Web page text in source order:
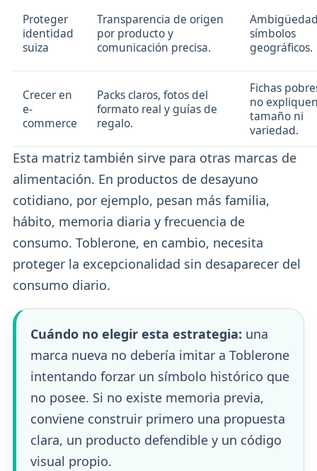
Proteger
identidad
suiza
Transparencia de origen
por producto y
comunicación precisa.
símbolos
geográficos.
Crecer en
e-
commerce
Packs claros, fotos del
formato real y guías de
regalo.
Fichas
no
tamaño ni
variedad.
Esta matriz también sirve para otras marcas de
alimentación. En productos de desayuno
cotidiano, por ejemplo, pesan más familia,
hábito, memoria diaria y frecuencia de
consumo. Toblerone, en cambio, necesita
proteger la excepcionalidad sin desaparecer del
consumo diario.
Cuándo no elegir esta estrategia: una
marca nueva no debería imitar a Toblerone
intentando forzar un símbolo histórico que
no posee. Si no existe memoria previa,
conviene construir primero una propuesta
clara, un producto defendible y un código
visual propio.